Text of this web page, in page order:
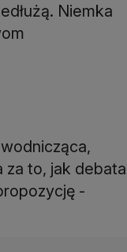
Niemka
za to, jak debata
-